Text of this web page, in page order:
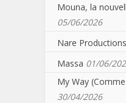
Mouna, la
05/06/2026
Nare Productions
Massa 01/06/
My Way
30/04/2026